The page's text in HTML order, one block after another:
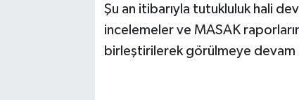
Şu an itibarıyla tutukluluk hali
incelemeler ve MASAK
birleştirilerek görülmeye devam